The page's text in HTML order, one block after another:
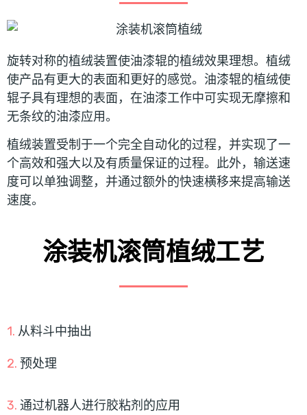
旋转对称的植绒装置使油漆辊的植绒效果理想。植绒
使产品有更大的表面和更好的感觉。油漆辊的植绒使
辊子具有理想的表面，在油漆工作中可实现无摩擦和
无条纹的油漆应用。
植绒装置受制于一个完全自动化的过程，并实现了一
个高效和强大以及有质量保证的过程。此外，输送速
度可以单独调整，并通过额外的快速横移来提高输送
速度。
涂装机滚筒植绒工艺
1. 从料斗中抽出
2. 预处理
3. 通过机器人进行胶粘剂的应用